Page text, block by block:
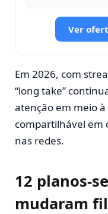
Ver
Em 2026, com
“long take”
atenção em meio
compartilhável em
nas redes.
12 planos-
mudaram